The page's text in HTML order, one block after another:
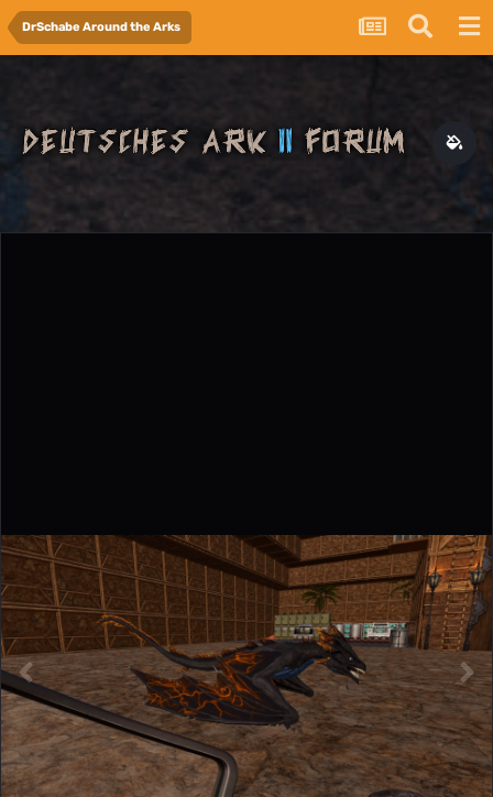
DrSchabe Around the Arks